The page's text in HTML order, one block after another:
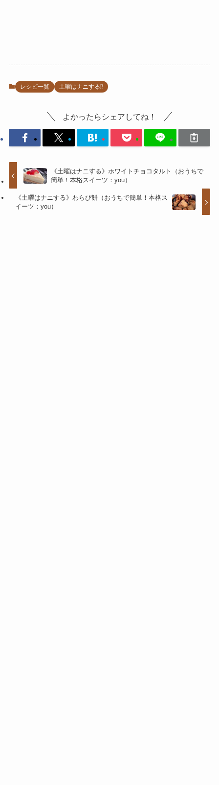
レシピ一覧 土曜はナニする⁉
よかったらシェアしてね！
《土曜はナニする》ホワイトチョコタルト（おうちで
簡単！本格スイーツ：you）
《土曜はナニする》わらび餅（おうちで簡単！本格ス
イーツ：you）